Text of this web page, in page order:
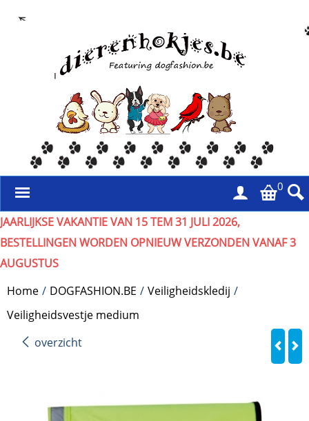
0
JAARLIJKSE VAKANTIE VAN 15 TEM 31 JULI 2026,
BESTELLINGEN WORDEN OPNIEUW VERZONDEN VANAF 3
AUGUSTUS
Home / DOGFASHION.BE / Veiligheidskledij /
Veiligheidsvestje medium
overzicht